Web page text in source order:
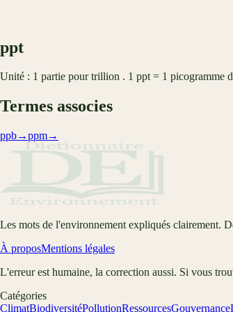
ppt
Unité : 1 partie pour trillion . 1 ppt = 1 picogramme
Termes associes
ppb→ppm→
Les mots de l'environnement expliqués clairement.
À proposMentions légales
L'erreur est humaine, la correction aussi. Si vous
Catégories
ClimatBiodiversitéPollutionRessourcesGouvernance